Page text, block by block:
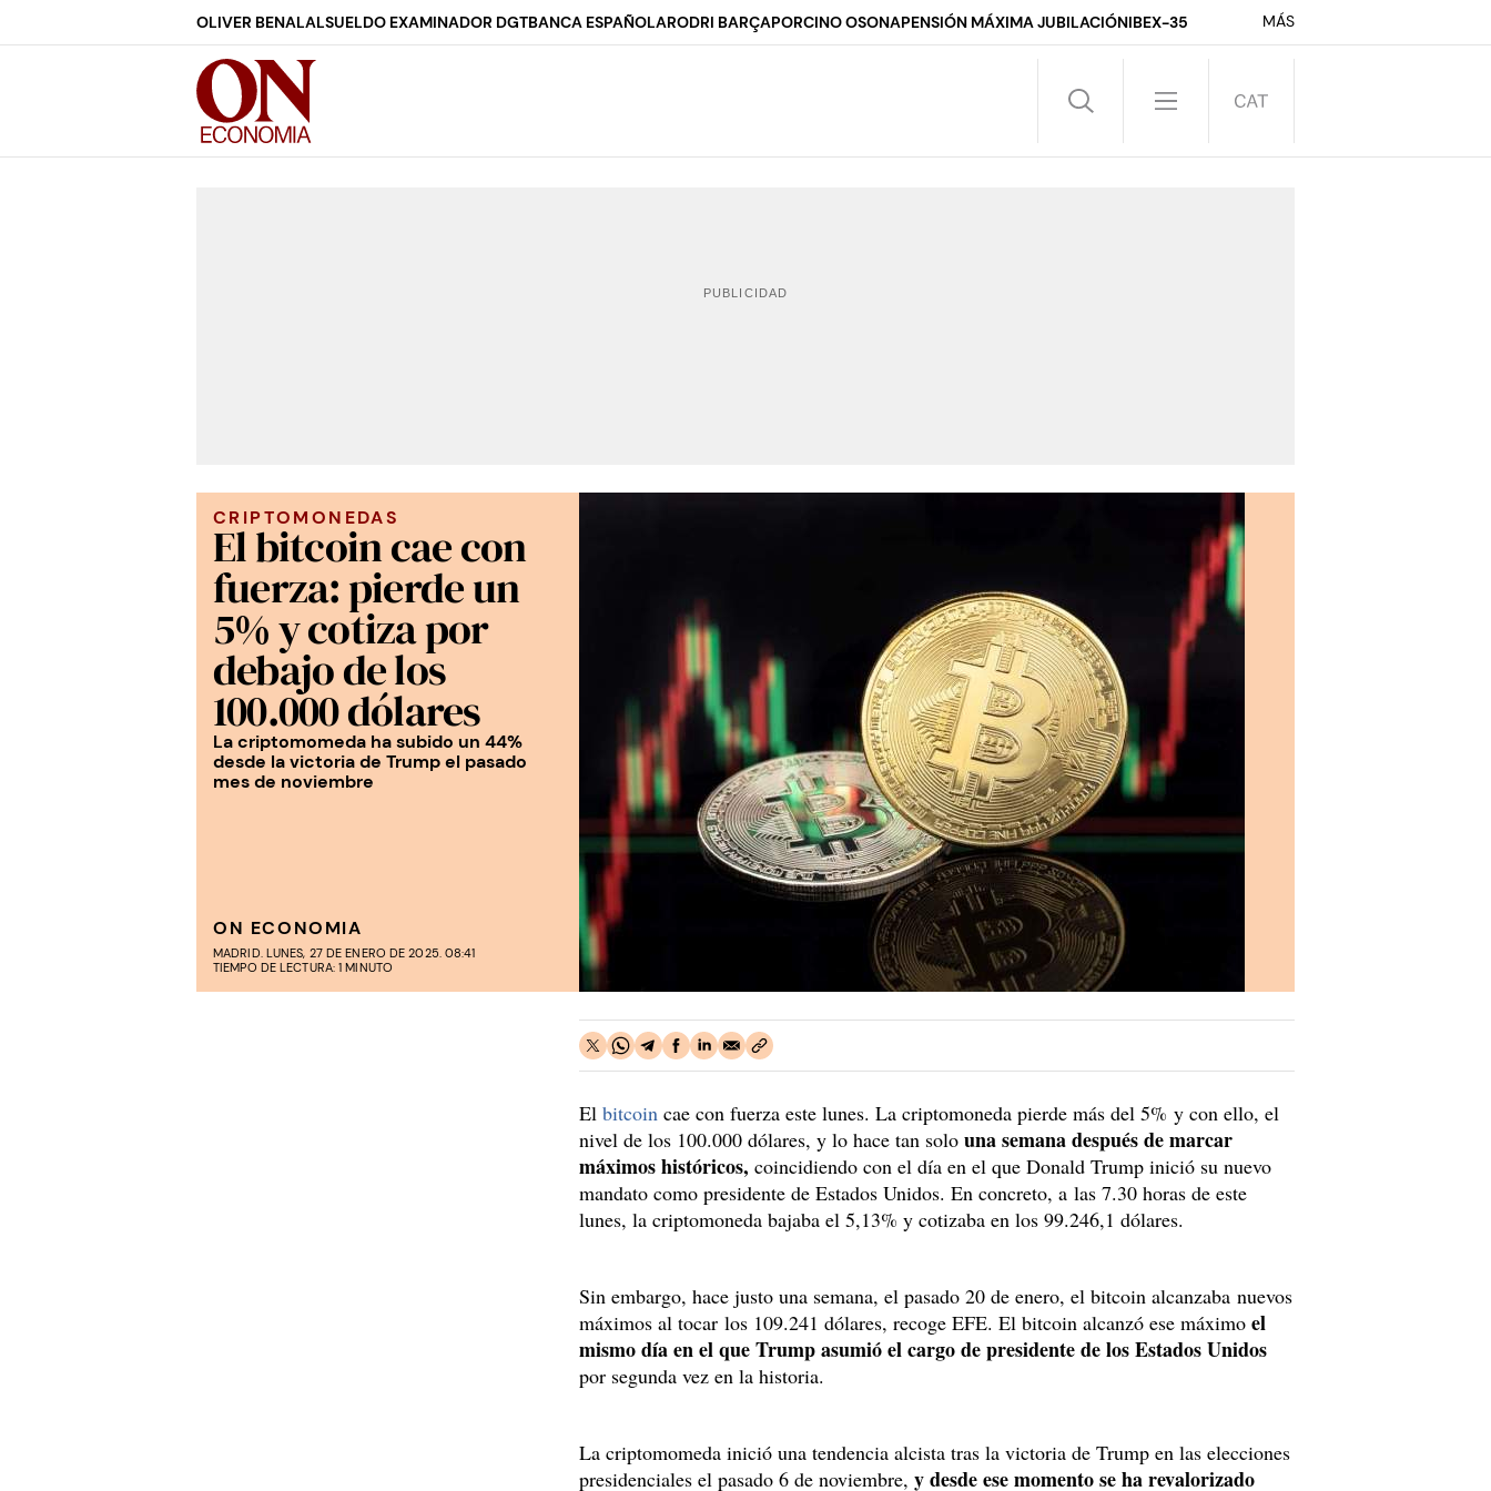
OLIVER BENALALSUELDO EXAMINADOR DGTBANCA ESPAÑOLARODRI BARÇAPORCINO OSONAPENSIÓN MÁXIMA JUBILACIÓNIBEX-35 MÁS
CRIPTOMONEDAS
El bitcoin cae con
fuerza: pierde un
5% y cotiza por
debajo de los
100.000 dólares
La criptomomeda ha subido un 44%
desde la victoria de Trump el pasado
mes de noviembre
ON ECONOMIA
MADRID. LUNES, 27 DE ENERO DE 2025. 08:41
TIEMPO DE LECTURA: 1 MINUTO
El bitcoin cae con fuerza este lunes. La criptomoneda pierde más del 5% y con ello, el
nivel de los 100.000 dólares, y lo hace tan solo una semana después de marcar
máximos históricos, coincidiendo con el día en el que Donald Trump inició su nuevo
mandato como presidente de Estados Unidos. En concreto, a las 7.30 horas de este
lunes, la criptomoneda bajaba el 5,13% y cotizaba en los 99.246,1 dólares.
Sin embargo, hace justo una semana, el pasado 20 de enero, el bitcoin alcanzaba nuevos
máximos al tocar los 109.241 dólares, recoge EFE. El bitcoin alcanzó ese máximo el
mismo día en el que Trump asumió el cargo de presidente de los Estados Unidos
por segunda vez en la historia.
La criptomomeda inició una tendencia alcista tras la victoria de Trump en las elecciones
presidenciales el pasado 6 de noviembre, y desde ese momento se ha revalorizado